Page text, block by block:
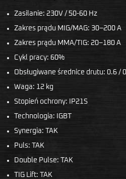
Zasilanie: 230V / 50-60 Hz
Zakres prądu MIG/MAG: 30–200 A
Zakres prądu MMA/TIG: 20–180 A
Cykl pracy: 60%
Obsługiwane średnice drutu: 0.6 /
Waga: 12 kg
Stopień ochrony: IP21S
Technologia: IGBT
Synergia: TAK
Puls: TAK
Double Pulse: TAK
TIG Lift: TAK